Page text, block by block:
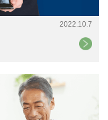
2022.10.7